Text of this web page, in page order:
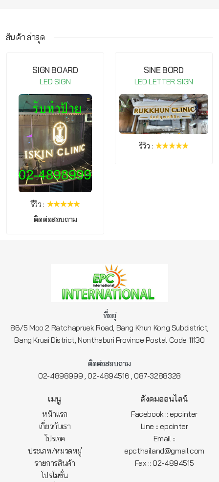
กรุณาเข้าสู่ระบบ จึงจะสามารถ เขียนรีวิวสินค้านี้ได้
สินค้า ล่าสุด
SIGN BOARD
LED SIGN
รีวิว :
ติดต่อสอบถาม
SINE BORD
LED LETTER SIGN
รีวิว :
ที่อยุ่
86/5 Moo 2 Ratchapruek Road, Bang Khun Kong Subdistrict,
Bang Kruai District, Nonthaburi Province Postal Code 11130
ติดต่อสอบถาม
02-4898999 ,02-4894516 ,087-3288328
เมนู
หน้าแรก
เกี่ยวกับเรา
โปรเจค
ประเภท/หมวดหมู่
รายการสินค้า
โปรโมชั่น
สังคมออนไลน์
Facebook :: epcinter
Line :: epcinter
Email ::
epcthailand@gmail.com
Fax :: 02-4894515